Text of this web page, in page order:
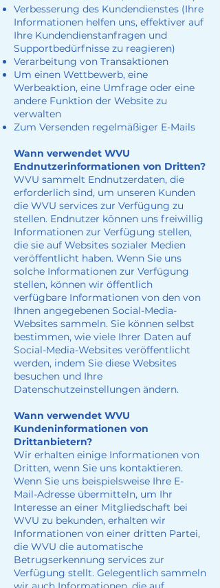
Verbesserung des Kundendienstes (Ihre
Informationen helfen uns, effektiver auf
Ihre Kundendienstanfragen und
Supportbedürfnisse zu reagieren)
Verarbeitung von Transaktionen
Um einen Wettbewerb, eine
Werbeaktion, eine Umfrage oder eine
andere Funktion der Website zu
verwalten
Zum Versenden regelmäßiger E-Mails
Wann verwendet WVU
Endnutzerinformationen von Dritten?
WVU sammelt Endnutzerdaten, die
erforderlich sind, um unseren Kunden
die WVU services zur Verfügung zu
stellen. Endnutzer können uns freiwillig
Informationen zur Verfügung stellen,
die sie auf Websites sozialer Medien
veröffentlicht haben. Wenn Sie uns
solche Informationen zur Verfügung
stellen, können wir öffentlich
verfügbare Informationen von den von
Ihnen angegebenen Social-Media-
Websites sammeln. Sie können selbst
bestimmen, wie viele Ihrer Daten auf
Social-Media-Websites veröffentlicht
werden, indem Sie diese Websites
besuchen und Ihre
Datenschutzeinstellungen ändern.
Wann verwendet WVU
Kundeninformationen von
Drittanbietern?
Wir erhalten einige Informationen von
Dritten, wenn Sie uns kontaktieren.
Wenn Sie uns beispielsweise Ihre E-
Mail-Adresse übermitteln, um Ihr
Interesse an einer Mitgliedschaft bei
WVU zu bekunden, erhalten wir
Informationen von einer dritten Partei,
die WVU die automatische
Betrugserkennung services zur
Verfügung stellt. Gelegentlich sammeln